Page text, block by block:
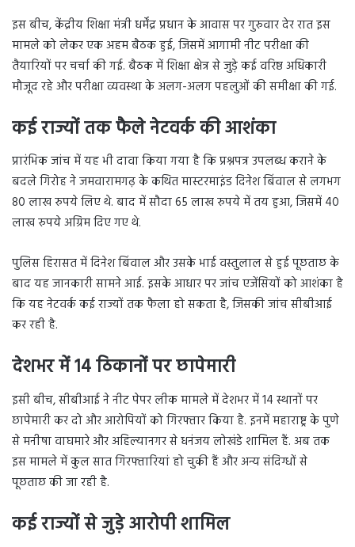
इस बीच, केंद्रीय शिक्षा मंत्री धर्मेंद्र प्रधान के आवास पर गुरुवार देर रात इस
मामले को लेकर एक अहम बैठक हुई, जिसमें आगामी नीट परीक्षा की
तैयारियों पर चर्चा की गई. बैठक में शिक्षा क्षेत्र से जुड़े कई वरिष्ठ अधिकारी
मौजूद रहे और परीक्षा व्यवस्था के अलग-अलग पहलुओं की समीक्षा की गई.
कई राज्यों तक फैले नेटवर्क की आशंका
प्रारंभिक जांच में यह भी दावा किया गया है कि प्रश्नपत्र उपलब्ध कराने के
बदले गिरोह ने जमवारामगढ़ के कथित मास्टरमाइंड दिनेश बिंवाल से लगभग
80 लाख रुपये लिए थे. बाद में सौदा 65 लाख रुपये में तय हुआ, जिसमें 40
लाख रुपये अग्रिम दिए गए थे.
पुलिस हिरासत में दिनेश बिंवाल और उसके भाई वस्तुलाल से हुई पूछताछ के
बाद यह जानकारी सामने आई. इसके आधार पर जांच एजेंसियों को आशंका है
कि यह नेटवर्क कई राज्यों तक फैला हो सकता है, जिसकी जांच सीबीआई
कर रही है.
देशभर में 14 ठिकानों पर छापेमारी
इसी बीच, सीबीआई ने नीट पेपर लीक मामले में देशभर में 14 स्थानों पर
छापेमारी कर दो और आरोपियों को गिरफ्तार किया है. इनमें महाराष्ट्र के पुणे
से मनीषा वाघमारे और अहिल्यानगर से धनंजय लोखंडे शामिल हैं. अब तक
इस मामले में कुल सात गिरफ्तारियां हो चुकी हैं और अन्य संदिग्धों से
पूछताछ की जा रही है.
कई राज्यों से जुड़े आरोपी शामिल